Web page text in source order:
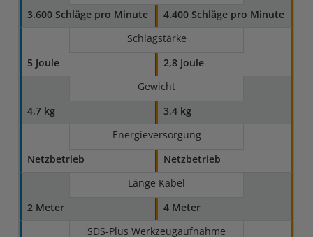
3.600 Schläge pro Minute
4.400 Schläge pro Minute
Schlagstärke
5 Joule
2,8 Joule
Gewicht
4,7 kg
3,4 kg
Energieversorgung
Netzbetrieb
Netzbetrieb
Länge Kabel
2 Meter
4 Meter
SDS-Plus Werkzeugaufnahme